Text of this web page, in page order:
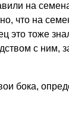
на
что на
это тоже
с ним,
бока,